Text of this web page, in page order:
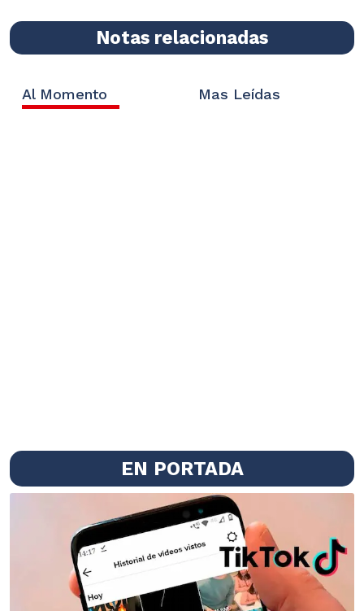
Notas relacionadas
Al Momento Mas Leídas
EN PORTADA